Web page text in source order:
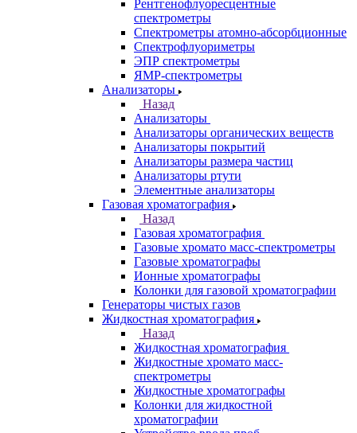
Рамановские спектрометры
Расходные материалы
Рентгенофлуоресцентные
спектрометры
Спектрометры атомно-абсорбционные
Спектрофлуориметры
ЭПР спектрометры
ЯМР-спектрометры
Анализаторы
Назад
Анализаторы
Анализаторы органических веществ
Анализаторы покрытий
Анализаторы размера частиц
Анализаторы ртути
Элементные анализаторы
Газовая хроматография
Назад
Газовая хроматография
Газовые хромато масс-спектрометры
Газовые хроматографы
Ионные хроматографы
Колонки для газовой хроматографии
Генераторы чистых газов
Жидкостная хроматография
Назад
Жидкостная хроматография
Жидкостные хромато масс-
спектрометры